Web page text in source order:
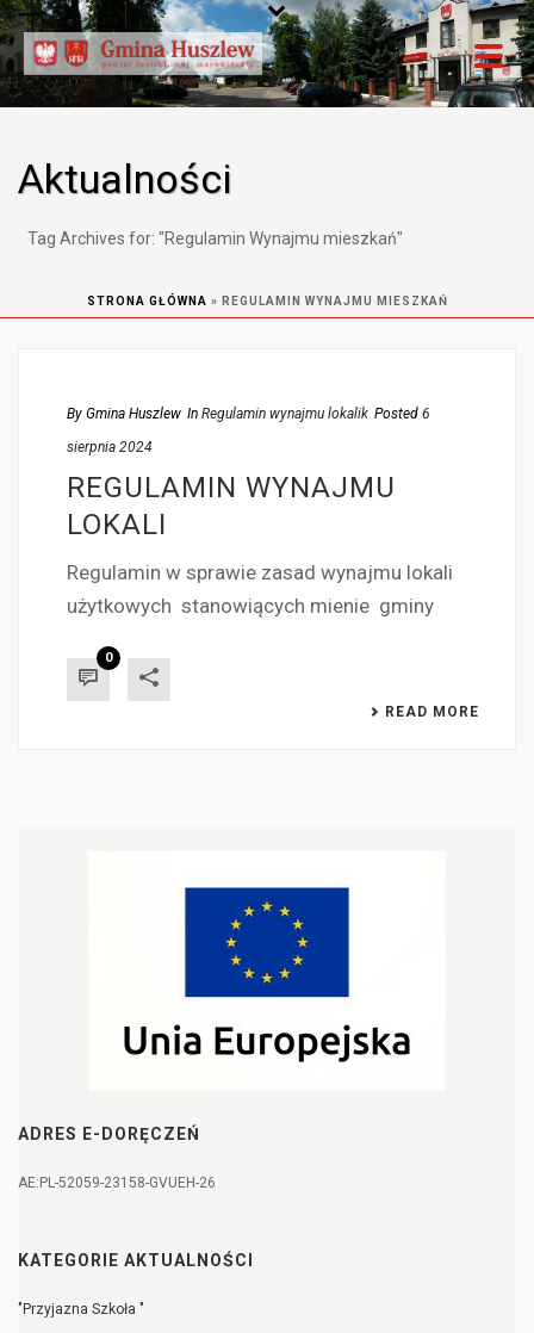
Aktualności
Tag Archives for: "Regulamin Wynajmu mieszkań"
STRONA GŁÓWNA » REGULAMIN WYNAJMU MIESZKAŃ
By Gmina Huszlew In Regulamin wynajmu lokalik Posted 6
sierpnia 2024
REGULAMIN WYNAJMU
LOKALI
Regulamin w sprawie zasad wynajmu lokali
użytkowych stanowiących mienie gminy
0
READ MORE
ADRES E-DORĘCZEŃ
AE:PL-52059-23158-GVUEH-26
KATEGORIE AKTUALNOŚCI
"Przyjazna Szkoła "